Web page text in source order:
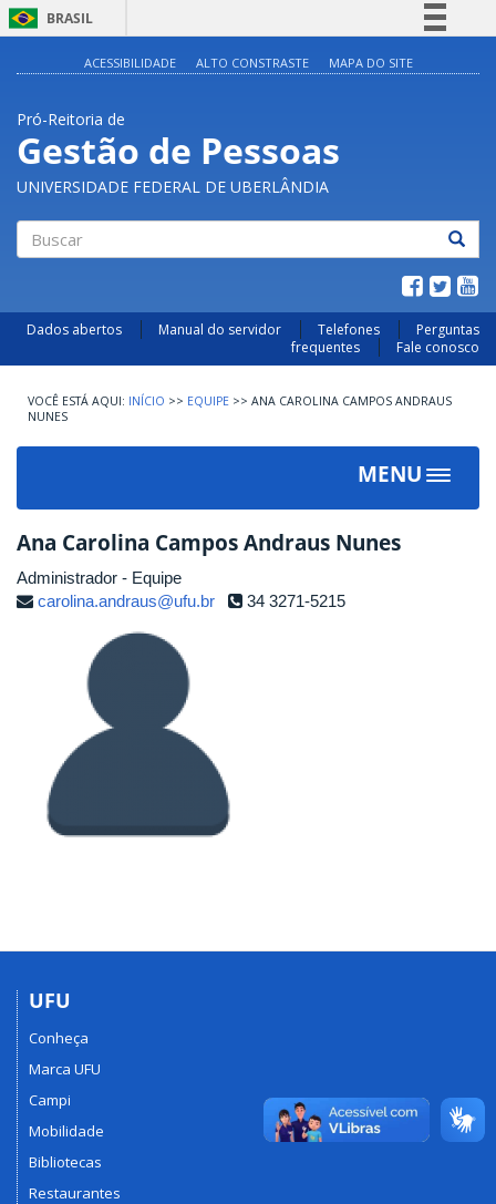
BRASIL
Acesso à informação
Legislação
Canais
ACESSIBILIDADE ALTO CONSTRASTE MAPA DO SITE
Pró-Reitoria de
Gestão de Pessoas
UNIVERSIDADE FEDERAL DE UBERLÂNDIA
Dados abertos Manual do servidor Telefones
Perguntas
frequentes
Fale conosco
INÍCIO >> EQUIPE >> ANA CAROLINA CAMPOS ANDRAUS
NUNES
MENU
Toggle
Ana Carolina Campos Andraus Nunes
Administrador - Equipe
carolina.andraus@ufu.br
34 3271-5215
UFU
Conheça
Marca UFU
Campi
Mobilidade
Bibliotecas
Restaurantes